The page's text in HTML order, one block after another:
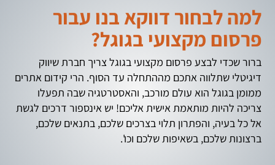
למה לבחור דווקא בנו עבור
פרסום מקצועי בגוגל?
ברור שכדי לבצע פרסום מקצועי בגוגל צריך חברת שיווק
דיגיטלי שתלווה אתכם מההתחלה עד הסוף. הרי קידום אתרים
ממומן בגוגל הוא עולם מורכב, והאסטרטגיה שבה תפעלו
צריכה להיות מותאמת אישית אליכם! יש אינספור דרכים לגשת
אל כל בעיה, והפתרון תלוי בצרכים שלכם, בתנאים שלכם,
ברצונות שלכם, בשאיפות שלכם וכו'.